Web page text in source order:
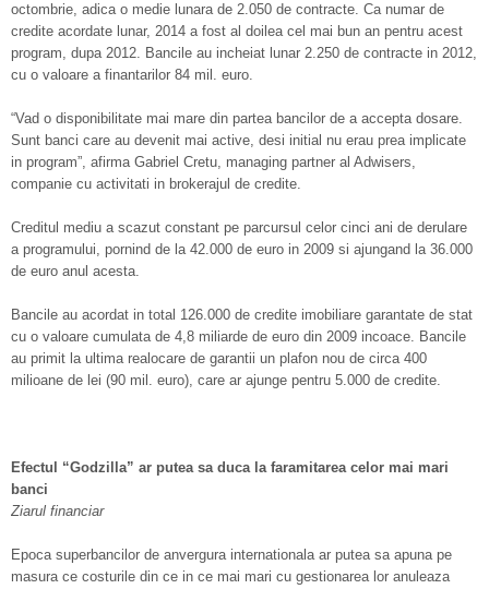
octombrie, adica o medie lunara de 2.050 de contracte. Ca numar de
credite acordate lunar, 2014 a fost al doilea cel mai bun an pentru acest
program, dupa 2012. Bancile au incheiat lunar 2.250 de contracte in 2012,
cu o valoare a finantarilor 84 mil. euro.
“Vad o disponibilitate mai mare din partea bancilor de a accepta dosare.
Sunt banci care au devenit mai active, desi initial nu erau prea implicate
in program”, afirma Gabriel Cretu, managing partner al Adwisers,
companie cu activitati in brokerajul de credite.
Creditul mediu a scazut constant pe parcursul celor cinci ani de derulare
a programului, pornind de la 42.000 de euro in 2009 si ajungand la 36.000
de euro anul acesta.
Bancile au acordat in total 126.000 de credite imobiliare garantate de stat
cu o valoare cumulata de 4,8 miliarde de euro din 2009 incoace. Bancile
au primit la ultima realocare de garantii un plafon nou de circa 400
milioane de lei (90 mil. euro), care ar ajunge pentru 5.000 de credite.
Efectul “Godzilla” ar putea sa duca la faramitarea celor mai mari
banci
Ziarul financiar
Epoca superbancilor de anvergura internationala ar putea sa apuna pe
masura ce costurile din ce in ce mai mari cu gestionarea lor anuleaza